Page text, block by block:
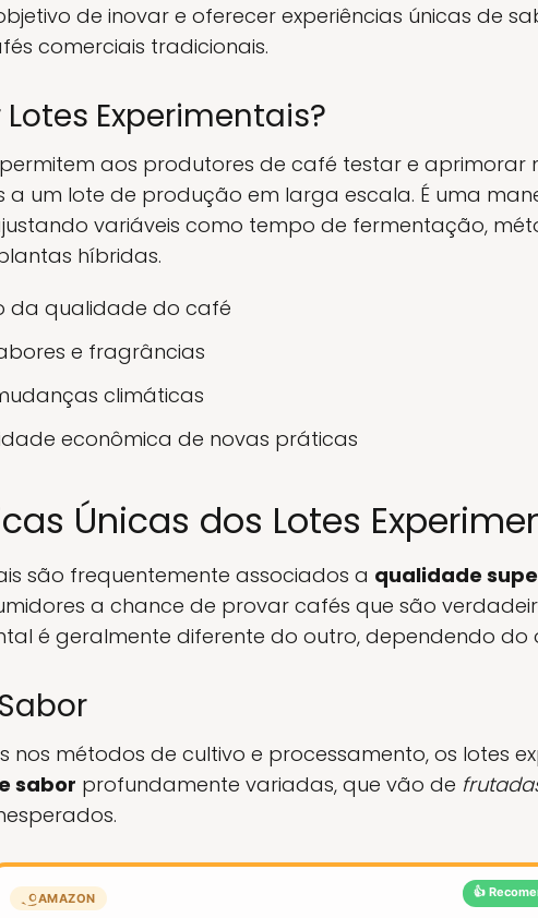
de inovar e oferecer experiências únicas de
comerciais tradicionais.
Lotes Experimentais?
aos produtores de café testar e aprimorar
a um lote de produção em larga escala. É uma
variáveis como tempo de fermentação,
híbridas.
da qualidade do café
e fragrâncias
climáticas
econômica de novas práticas
Únicas dos Lotes
são frequentemente associados a qualidade
a chance de provar cafés que são
é geralmente diferente do outro, dependendo do
nos métodos de cultivo e processamento, os lotes
sabor profundamente variadas, que vão de
👍
AMAZON